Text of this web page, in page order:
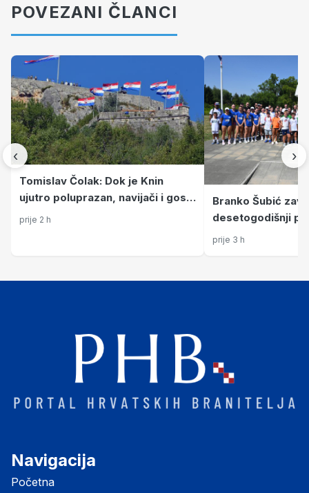
POVEZANI ČLANCI
‹
Tomislav Čolak: Dok je Knin
ujutro poluprazan, navijači i gost
iz Hong Konga održavaju duh
prije 2 h
Branko Šubić
desetogodišnji
povezao krajeve
prije 3 h
›
Navigacija
Početna